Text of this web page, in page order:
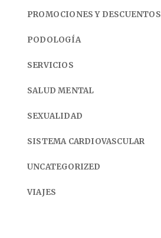
PROMOCIONES Y DESCUENTOS
PODOLOGÍA
SERVICIOS
SALUD MENTAL
SEXUALIDAD
SISTEMA CARDIOVASCULAR
UNCATEGORIZED
VIAJES